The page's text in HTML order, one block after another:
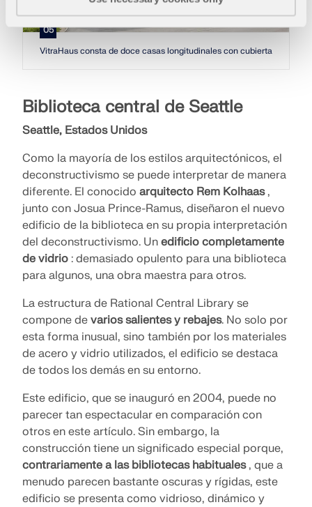
05
VitraHaus consta de doce casas longitudinales con cubiertas a dos
Biblioteca central de Seattle
Seattle, Estados Unidos
Como la mayoría de los estilos arquitectónicos, el
deconstructivismo se puede interpretar de manera
diferente. El conocido arquitecto Rem Kolhaas,
junto con Josua Prince-Ramus, diseñaron el nuevo
edificio de la biblioteca en su propia interpretación
del deconstructivismo. Un edificio completamente
de vidrio : demasiado opulento para una biblioteca
para algunos, una obra maestra para otros.
La estructura de Rational Central Library se
compone de varios salientes y rebajes. No solo por
esta forma inusual, sino también por los materiales
de acero y vidrio utilizados, el edificio se destaca
de todos los demás en su entorno.
Este edificio, que se inauguró en 2004, puede no
parecer tan espectacular en comparación con
otros en este artículo. Sin embargo, la
construcción tiene un significado especial porque,
contrariamente a las bibliotecas habituales, que a
menudo parecen bastante oscuras y rígidas, este
edificio se presenta como vidrioso, dinámico y